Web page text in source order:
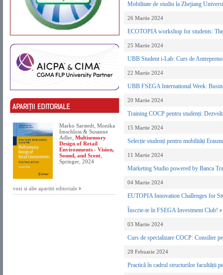
Marko Sarstedt, Monika
Imschloss & Susanne
Adler, Multisensory
Design of Retail
Environments - Vision,
Sound, and Scent
Springer, 2024
vezi si alte aparitii editoriale
Mobilitate de studiu la Zhejiang
26 Martie 2024
ECOTOPIA workshop for students:
25 Martie 2024
UBB Student i-Lab: Curs de
22 Martie 2024
UBB FSEGA International Week:
20 Martie 2024
Training COCP pentru studenți:
15 Martie 2024
Selecție studenți pentru mobilități
11 Martie 2024
Marketing Studio powered by Banca
04 Martie 2024
EUTOPIA Innovation Challenges for
Înscrie-te în FSEGA Investment Club!
03 Martie 2024
Curs de specializare COCP: Consilier
28 Febuarie 2024
Practică în cadrul structurilor facultății